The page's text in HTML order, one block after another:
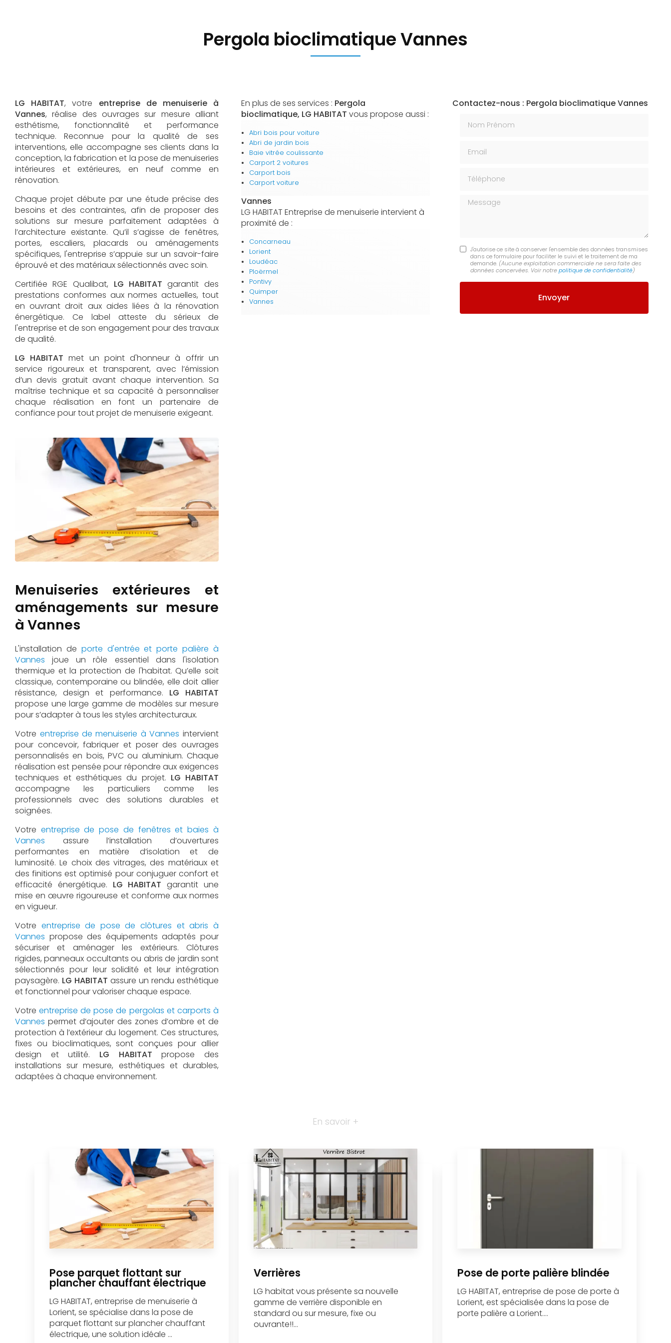
Pergola bioclimatique Vannes
LG HABITAT, votre entreprise de menuiserie à
Vannes, réalise des ouvrages sur mesure alliant
esthétisme, fonctionnalité et performance
technique. Reconnue pour la qualité de ses
interventions, elle accompagne ses clients dans la
conception, la fabrication et la pose de menuiseries
intérieures et extérieures, en neuf comme en
rénovation.
Chaque projet débute par une étude précise des
besoins et des contraintes, afin de proposer des
solutions sur mesure parfaitement adaptées à
l’architecture existante. Qu’il s’agisse de fenêtres,
portes, escaliers, placards ou aménagements
spécifiques, l'entreprise s’appuie sur un savoir-faire
éprouvé et des matériaux sélectionnés avec soin.
Certifiée RGE Qualibat, LG HABITAT garantit des
prestations conformes aux normes actuelles, tout
en ouvrant droit aux aides liées à la rénovation
énergétique. Ce label atteste du sérieux de
l'entreprise et de son engagement pour des travaux
de qualité.
LG HABITAT met un point d'honneur à offrir un
service rigoureux et transparent, avec l’émission
d’un devis gratuit avant chaque intervention. Sa
maîtrise technique et sa capacité à personnaliser
chaque réalisation en font un partenaire de
confiance pour tout projet de menuiserie exigeant.
Menuiseries extérieures et
aménagements sur mesure
à Vannes
L'installation de porte d'entrée et porte palière à
Vannes joue un rôle essentiel dans l'isolation
thermique et la protection de l'habitat. Qu’elle soit
classique, contemporaine ou blindée, elle doit allier
résistance, design et performance. LG HABITAT
propose une large gamme de modèles sur mesure
pour s’adapter à tous les styles architecturaux.
Votre entreprise de menuiserie à Vannes intervient
pour concevoir, fabriquer et poser des ouvrages
personnalisés en bois, PVC ou aluminium. Chaque
réalisation est pensée pour répondre aux exigences
techniques et esthétiques du projet. LG HABITAT
accompagne les particuliers comme les
professionnels avec des solutions durables et
soignées.
Votre entreprise de pose de fenêtres et baies à
Vannes assure l’installation d’ouvertures
performantes en matière d’isolation et de
luminosité. Le choix des vitrages, des matériaux et
des finitions est optimisé pour conjuguer confort et
efficacité énergétique. LG HABITAT garantit une
mise en œuvre rigoureuse et conforme aux normes
en vigueur.
Votre entreprise de pose de clôtures et abris à
Vannes propose des équipements adaptés pour
sécuriser et aménager les extérieurs. Clôtures
rigides, panneaux occultants ou abris de jardin sont
sélectionnés pour leur solidité et leur intégration
paysagère. LG HABITAT assure un rendu esthétique
et fonctionnel pour valoriser chaque espace.
Votreentreprise de pose de pergolas et carports à
Vannes permet d’ajouter des zones d’ombre et de
protection à l’extérieur du logement. Ces structures,
fixes ou bioclimatiques, sont conçues pour allier
design et utilité. LG HABITAT propose des
installations sur mesure, esthétiques et durables,
adaptées à chaque environnement.
En plus de ses services : Pergola
bioclimatique, LG HABITAT vous propose aussi :
Abri bois pour voiture
Abri de jardin bois
Baie vitrée coulissante
Carport 2 voitures
Carport bois
Carport voiture
Vannes
LG HABITAT Entreprise de menuiserie intervient à
proximité de :
Concarneau
Lorient
Loudéac
Ploërmel
Pontivy
Quimper
Vannes
Contactez-nous : Pergola bioclimatique Vannes
Message
J'autorise ce site à conserver l'ensemble des données transmises
dans ce formulaire pour faciliter le suivi et le traitement de ma
demande. (Aucune exploitation commerciale ne sera faite des
données concervées. Voir notrepolitique de confidentialité)
En savoir +
Pose parquet flottant sur
plancher chauffant électrique
LG HABITAT, entreprise de menuiserie à
Lorient, se spécialise dans la pose de
parquet flottant sur plancher chauffant
électrique, une solution idéale ...
Verrières
LG habitat vous présente sa nouvelle
gamme de verrière disponible en
standard ou sur mesure, fixe ou
ouvrante!!...
Pose de porte palière blindée
LG HABITAT, entreprise de pose de porte à
Lorient, est spécialisée dans la pose de
porte palière a Lorient....